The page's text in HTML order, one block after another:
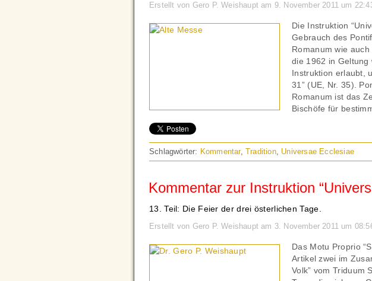
Erstellt von Gero P. Weishaupt am 9. November 2011 um
Die Instruktion
Gebrauch des
Romanum wie
die 1962 in Geltung
Instruktion erlaubt,
31” (UE, Nr. 35).
Romanum ist das
Bischöfe für
Schlagwörter: Kommentar,Tradition, Universae Ecclesiae
Kommentar zur Instruktion
13. Teil: Die Feier der drei österlichen Tage.
Erstellt von Gero P. Weishaupt am 3. November 2011 um
Das Motu Proprio
Artikel zwei im
Volk” vom Triduum